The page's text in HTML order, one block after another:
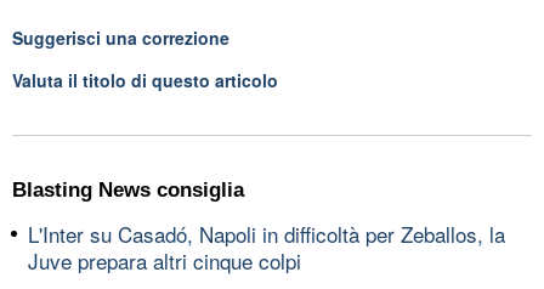
Suggerisci una correzione
Valuta il titolo di questo articolo
Blasting News consiglia
L'Inter su Casadó, Napoli in difficoltà per Zeballos, la
Juve prepara altri cinque colpi